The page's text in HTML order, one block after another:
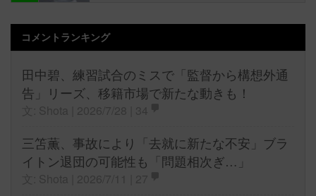
コメントランキング
田中碧、練習試合のミスで「監督から構想外通
告」リーズ、移籍市場で新たな動きも！
三笘薫、事故により「去就に新たな不安」ブラ
イトン退団の可能性も「問題相次ぎ…」